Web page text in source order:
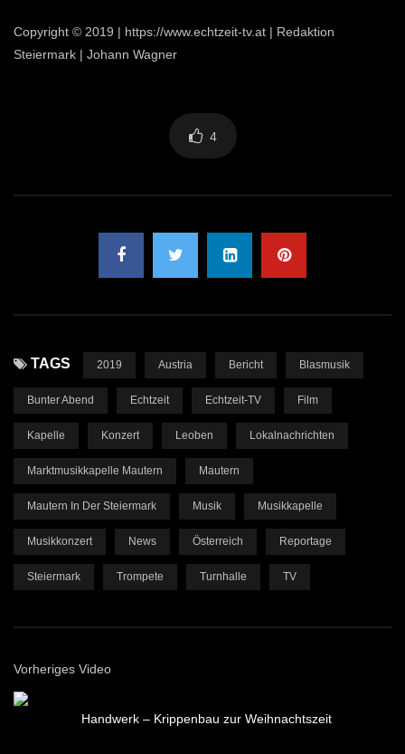
Copyright © 2019 | https://www.echtzeit-tv.at | Redaktion
Steiermark | Johann Wagner
4
TAGS 2019 Austria Bericht Blasmusik
Bunter Abend Echtzeit Echtzeit-TV Film
Kapelle Konzert Leoben Lokalnachrichten
Marktmusikkapelle Mautern Mautern
Mautern In Der Steiermark Musik Musikkapelle
Musikkonzert News Österreich Reportage
Steiermark Trompete Turnhalle TV
Vorheriges Video
Handwerk – Krippenbau zur Weihnachtszeit